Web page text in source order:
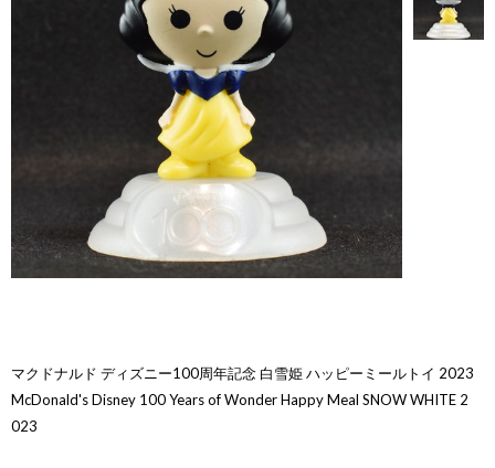
マクドナルド ディズニー100周年記念 白雪姫 ハッピーミールトイ 2023
McDonald's Disney 100 Years of Wonder Happy Meal SNOW WHITE 2
023